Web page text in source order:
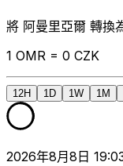
將 阿曼里亞爾 轉換
1 OMR = 0 CZK
12H 1D 1W 1M
2026年8月8日